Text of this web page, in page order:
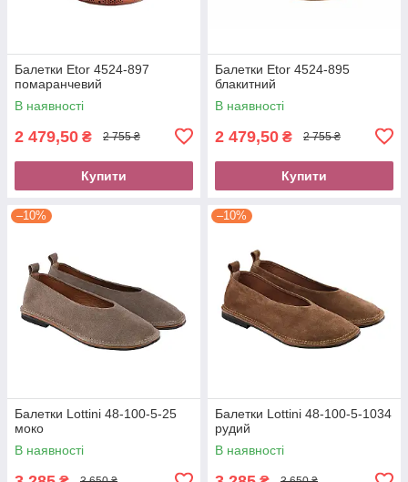
Балетки Etor 4524-897
помаранчевий
В наявності
2 479,50 ₴ 2 755 ₴
Купити
Балетки Etor 4524-895
блакитний
В наявності
2 479,50 ₴ 2 755 ₴
Купити
–10%
Балетки Lottini 48-100-5-25
моко
В наявності
–10%
Балетки Lottini 48-100-5-1034
рудий
В наявності